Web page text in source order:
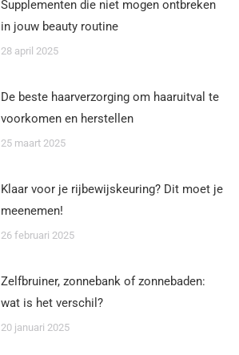
Supplementen die niet mogen ontbreken
in jouw beauty routine
28 april 2025
De beste haarverzorging om haaruitval te
voorkomen en herstellen
25 maart 2025
Klaar voor je rijbewijskeuring? Dit moet je
meenemen!
26 februari 2025
Zelfbruiner, zonnebank of zonnebaden:
wat is het verschil?
20 januari 2025